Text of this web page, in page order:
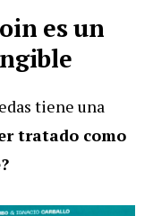
es un
tiene una
tratado como